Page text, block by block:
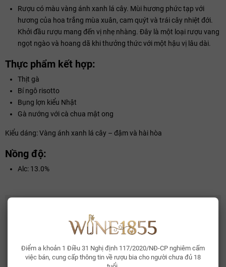
Điểm a khoản 1 Điều 31 Nghị định 117/2020/NĐ-CP nghiêm cấm
việc bán, cung cấp thông tin về rượu bia cho người chưa đủ 18
Rượu có màu vàng ánh xanh lá cây. Mùi hương phức tạp với
hương của hoa trắng mùa xuân, cam quýt và trái cây nhiệt đới.
Khởi đầu rượu mang đến vị nhẹ nhàng. Đây là một loại rượu vang
ngọt ngào và hoang dã khi thưởng thức với một hậu vị lâu dài.
Thực phẩm kết hợp:
Thịt gà
Bí ngô risotto
Bụng lợn kiểu Nhật
Gà nướng với cà chua mật ong
Kiểu dáng: Vàng ánh xanh lá cây – đậm và hài hòa
Nồng độ:
Alc: 13.0%
Whisky Glenallachie 13 Year Of The Horse 2026